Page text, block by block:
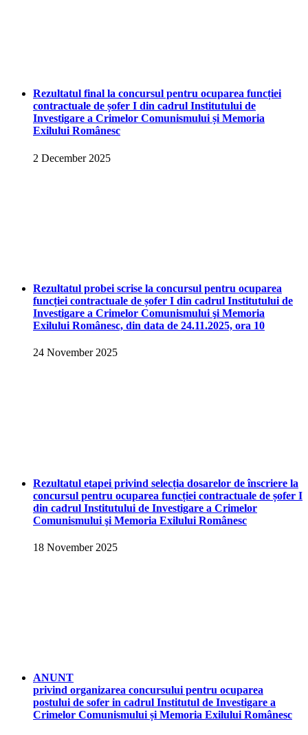
Rezultatul final la concursul pentru ocuparea funcției
contractuale de șofer I din cadrul Institutului de
Investigare a Crimelor Comunismului și Memoria
Exilului Românesc
2 December 2025
Rezultatul probei scrise la concursul pentru ocuparea
funcției contractuale de șofer I din cadrul Institutului de
Investigare a Crimelor Comunismului şi Memoria
Exilului Românesc, din data de 24.11.2025, ora 10
24 November 2025
Rezultatul etapei privind selecția dosarelor de înscriere la
concursul pentru ocuparea funcției contractuale de șofer I
din cadrul Institutului de Investigare a Crimelor
Comunismului şi Memoria Exilului Românesc
18 November 2025
ANUNT
privind organizarea concursului pentru ocuparea
postului de sofer in cadrul Institutul de Investigare a
Crimelor Comunismului și Memoria Exilului Românesc